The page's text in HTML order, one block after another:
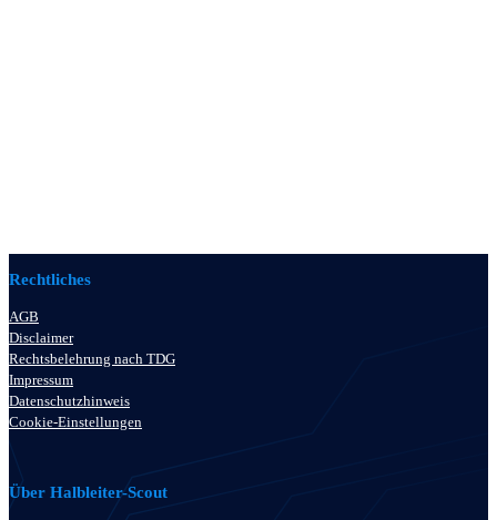
Rechtliches
AGB
Disclaimer
Rechtsbelehrung nach TDG
Impressum
Datenschutzhinweis
Cookie-Einstellungen
Über Halbleiter-Scout